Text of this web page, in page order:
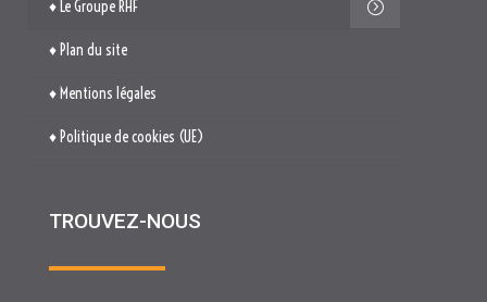
TROUVEZ-NOUS
514. Avenue Jean Monnet
